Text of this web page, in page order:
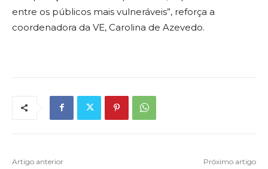
entre os públicos mais vulneráveis”, reforça a
coordenadora da VE, Carolina de Azevedo.
Artigo anterior Próximo artigo